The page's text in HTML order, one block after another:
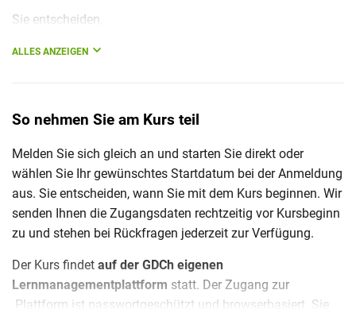
Sie entscheiden,
wann Sie den Kurs beginnen
welche Unterstützung Sie von uns benötigen
ALLES ANZEIGEN
So nehmen Sie am Kurs teil
Melden Sie sich gleich an und starten Sie direkt oder
wählen Sie Ihr gewünschtes Startdatum bei der Anmeldung
aus. Sie entscheiden, wann Sie mit dem Kurs beginnen. Wir
senden Ihnen die Zugangsdaten rechtzeitig vor Kursbeginn
zu und stehen bei Rückfragen jederzeit zur Verfügung.
Der Kurs findet auf der GDCh eigenen
Lernmanagementplattform statt. Der Zugang zur
Plattform ist passwortgeschützt und browserbasiert. Sie